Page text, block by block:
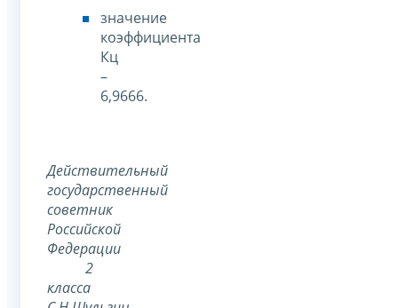
значение
коэффициента
Кц
–
6,9666.
Действительный
государственный
советник
Российской
Федерации
2
класса